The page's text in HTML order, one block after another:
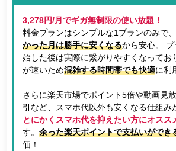
3,278円/月でギガ無制限の使い放題！
料金プランはシンプルな1プランのみで
かった月は勝手に安くなるから安心。
始した後は実際に繋がりやすくなってお
が速いため混雑する時間帯でも快適に利
さらに楽天市場でポイント5倍や動画見
引など、スマホ代以外も安くなる仕組み
とにかくスマホ代を抑えたい方にオスス
す。余った楽天ポイントで支払いができ
価！